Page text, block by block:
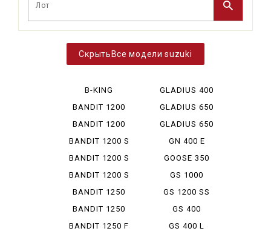
Все модели suzuki
B-KING
BANDIT 1200
BANDIT 1200
ABS
BANDIT 1200 S
BANDIT 1200 S
ABS
BANDIT 1200 S
ABS ...
BANDIT 1250
BANDIT 1250
ABS
BANDIT 1250 F
GLADIUS 400
ABS
GLADIUS 650
GLADIUS 650
ABS
GN 400 E
GOOSE 350
GS 1000
GS 1200 SS
GS 400
GS 400 L